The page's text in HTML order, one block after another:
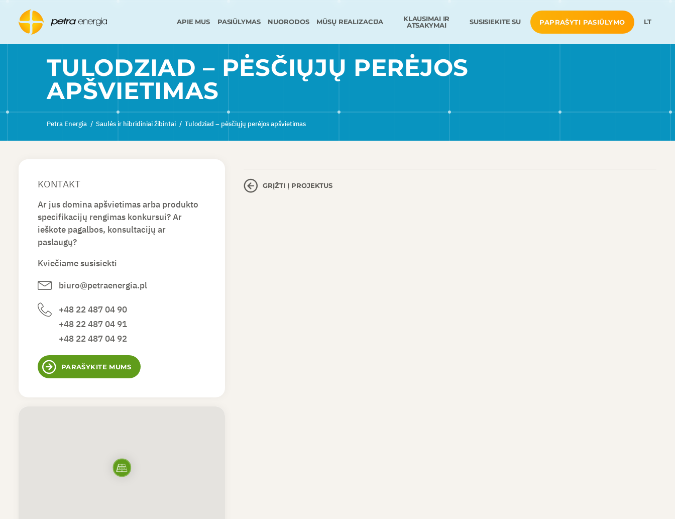
APIE MUS PASIŪLYMAS NUORODOS MŪSŲ REALIZACIJA
KLAUSIMAI IR
ATSAKYMAI
SUSISIEKITE SU PAPRAŠYTI PASIŪLYMO LT
TULODZIAD – PĖSČIŲJŲ PERĖJOS
APŠVIETIMAS
Petra Energia / Saulės ir hibridiniai žibintai / Tulodziad – pėsčiųjų perėjos apšvietimas
GRĮŽTI Į PROJEKTUS
KONTAKT
Ar jus domina apšvietimas arba produkto
specifikacijų rengimas konkursui? Ar
ieškote pagalbos, konsultacijų ar
paslaugų?
Kviečiame susisiekti
biuro@petraenergia.pl
+48 22 487 04 90
+48 22 487 04 91
+48 22 487 04 92
PARAŠYKITE MUMS